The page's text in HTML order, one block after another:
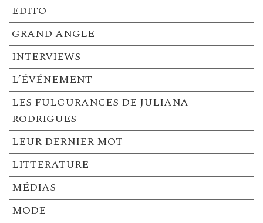
EDITO
GRAND ANGLE
INTERVIEWS
L’ÉVÉNEMENT
LES FULGURANCES DE JULIANA
RODRIGUES
LEUR DERNIER MOT
LITTERATURE
MÉDIAS
MODE